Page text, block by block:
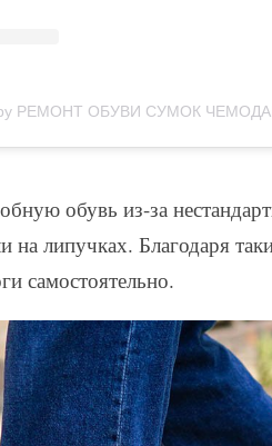
by РЕМОНТ ОБУВИ СУМОК
обувь из-за
на липучках. Благодаря
самостоятельно.